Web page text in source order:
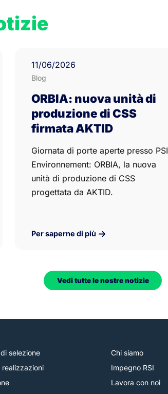
11/06/2026
Blog
ORBIA: nuova unità di
produzione di CSS
firmata AKTID
Giornata di porte aperte presso PSI
Environnement: ORBIA, la nuova
unità di produzione di CSS
progettata da AKTID.
Per saperne di più
Vedi tutte le nostre notizie
selezione
realizzazioni
Chi siamo
Impegno RSI
Lavora con noi